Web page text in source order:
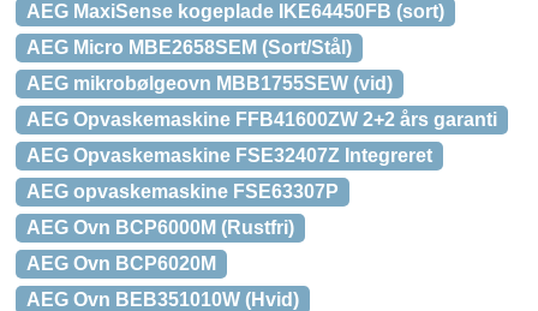
AEG MaxiSense kogeplade IKE64450FB (sort)
AEG Micro MBE2658SEM (Sort/Stål)
AEG mikrobølgeovn MBB1755SEW (vid)
AEG Opvaskemaskine FFB41600ZW 2+2 års garanti
AEG Opvaskemaskine FSE32407Z Integreret
AEG opvaskemaskine FSE63307P
AEG Ovn BCP6000M (Rustfri)
AEG Ovn BCP6020M
AEG Ovn BEB351010W (Hvid)